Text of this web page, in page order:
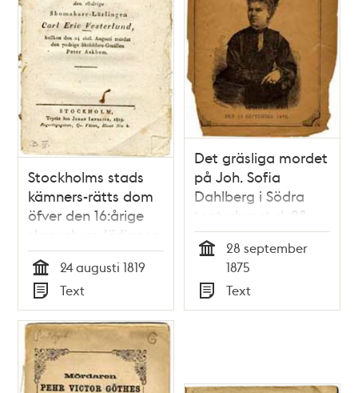
Stockholms stads
kämners-rätts dom
öfver den 16:årige
skomakare-lärlingen
Carl Eric Vesterlund,
hvilken den 24 sistl.
augusti mördat den
70-årige skräddare-
gesällen Peter
Askbom.
Tid
24 augusti 1819
Typ
Text
Det gräsliga mordet
på Joh. Sofia
Dahlberg i Södra
teaterhuset d. 28
sept. 1875 : Jemte
hennes
lefnadsteckn. och
portr.
28 september
1875
Typ
Text